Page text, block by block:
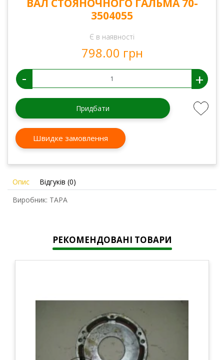
ВАЛ СТОЯНОЧНОГО ГАЛЬМА 70-
3504055
Є в наявності
798.00 грн
- +
Придбати
Швидке замовлення
Опис
Відгуків (0)
Виробник: ТАРА
РЕКОМЕНДОВАНІ ТОВАРИ